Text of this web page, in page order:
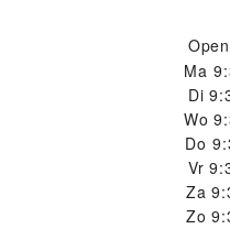
Ma
Di
Wo
Do
Vr
Za
Zo